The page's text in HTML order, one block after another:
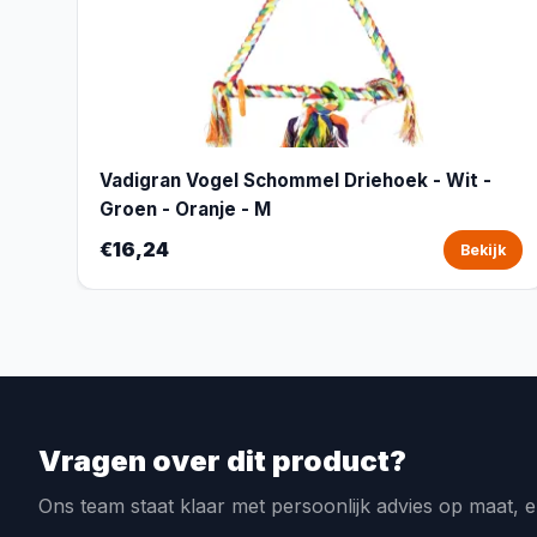
Vadigran Vogel Schommel Driehoek - Wit -
Groen - Oranje - M
€16,24 Bekijk
Vragen over dit product?
Ons team staat klaar met persoonlijk advies op maat,